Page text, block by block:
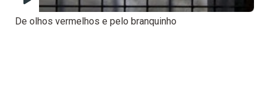
De olhos vermelhos e pelo branquinho